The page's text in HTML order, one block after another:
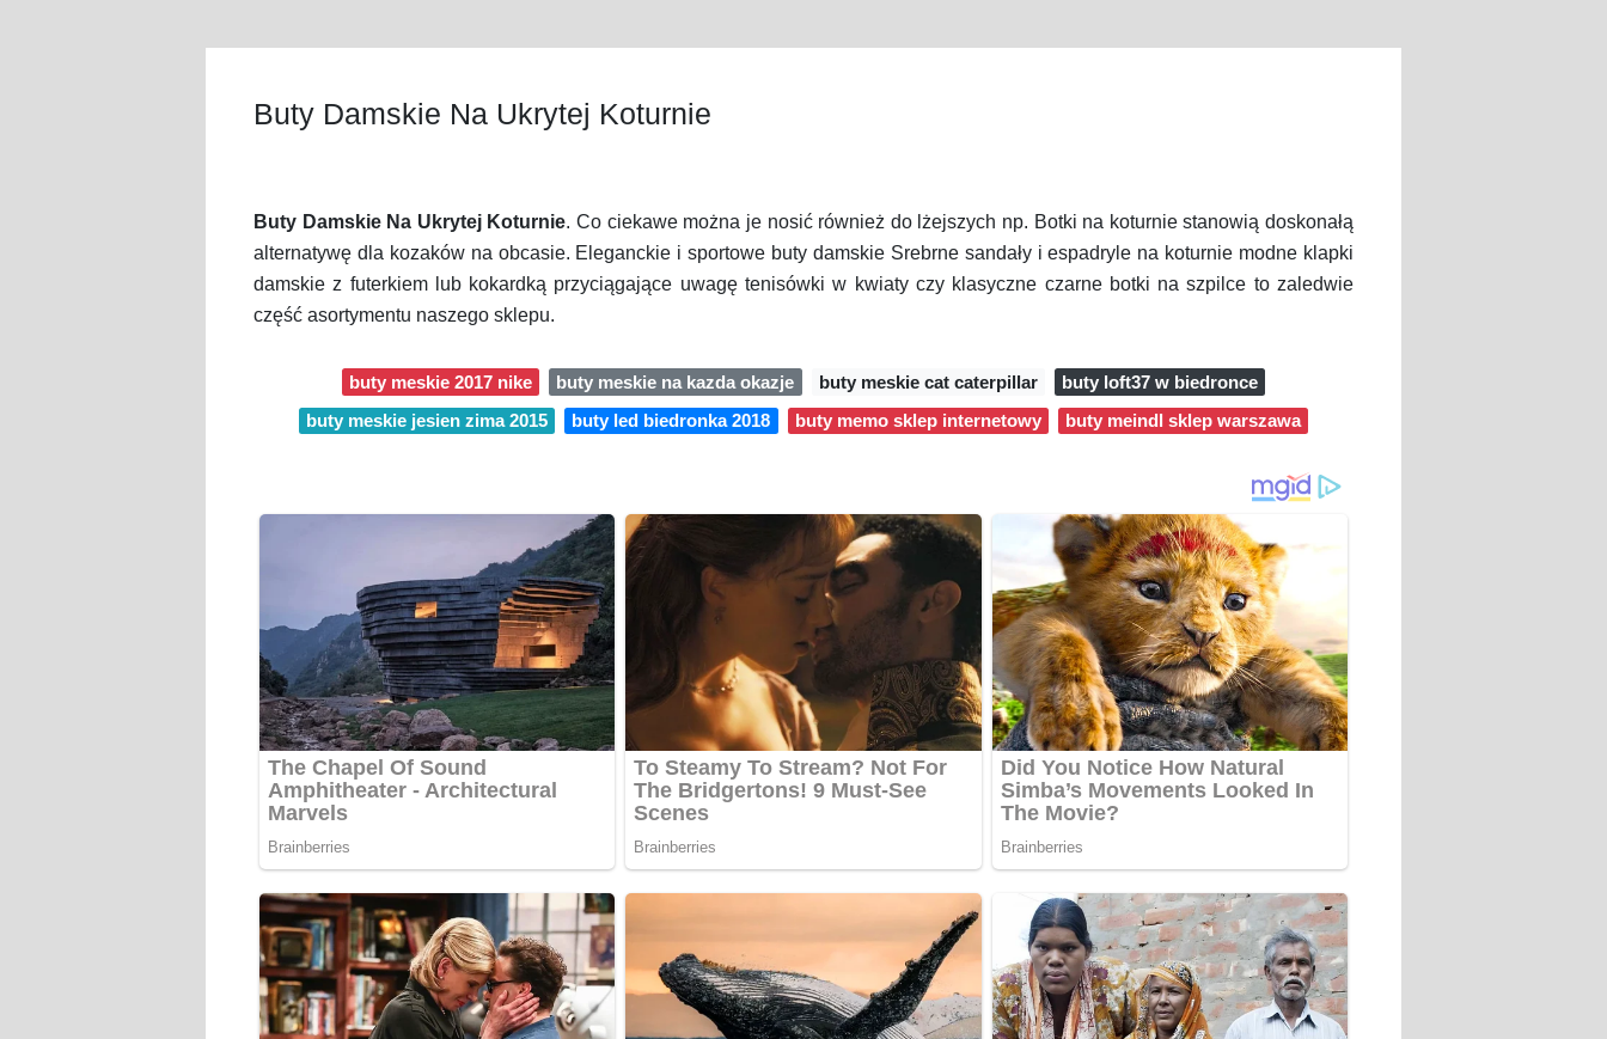
Buty Damskie Na Ukrytej Koturnie
Buty Damskie Na Ukrytej Koturnie. Co ciekawe można je nosić również do lżejszych np. Botki na koturnie stanowią doskonałą
alternatywę dla kozaków na obcasie. Eleganckie i sportowe buty damskie Srebrne sandały i espadryle na koturnie modne klapki
damskie z futerkiem lub kokardką przyciągające uwagę tenisówki w kwiaty czy klasyczne czarne botki na szpilce to zaledwie
część asortymentu naszego sklepu.
buty meskie 2017 nike buty meskie na kazda okazje buty meskie cat caterpillar
buty loft37 w biedronce
buty meskie jesien zima 2015
buty led biedronka 2018 buty memo sklep internetowy buty meindl sklep warszawa